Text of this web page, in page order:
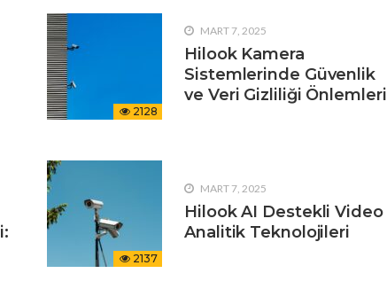
2128
MART 7, 2025
Hilook Kamera
Sistemlerinde Güvenlik
ve Veri Gizliliği Önlemleri
2137
MART 7, 2025
Hilook AI Destekli Video
Analitik Teknolojileri